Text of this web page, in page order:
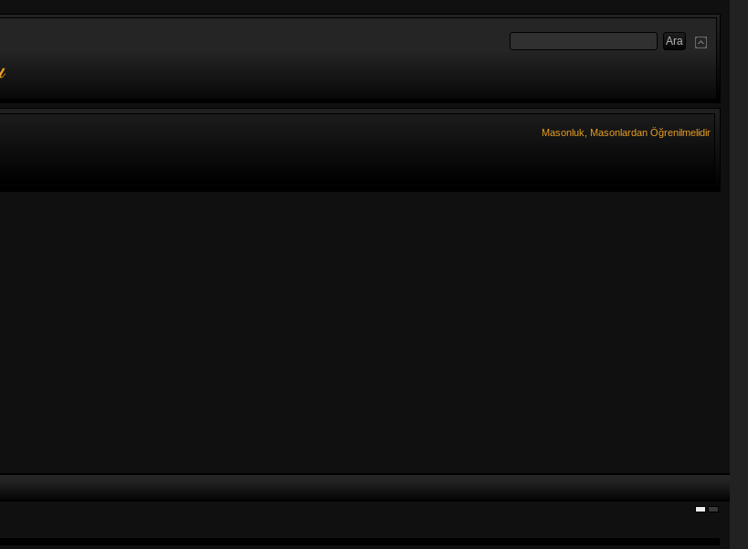
Masonluk, Masonlardan Öğrenilmelidir